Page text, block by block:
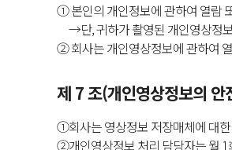
① 본인의 개인정보에 관하여 열람
→단, 귀하가 촬영된 개인영상정
② 회사는 개인영상정보에 관하여
제 7 조(개인영상정보의 안
①회사는 영상정보 저장매체에 대
②개인영상정보 처리 담당자는 월 1